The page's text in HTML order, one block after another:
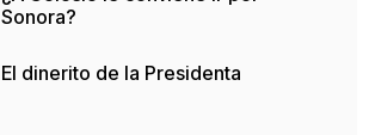
Sonora?
El dinerito de la Presidenta